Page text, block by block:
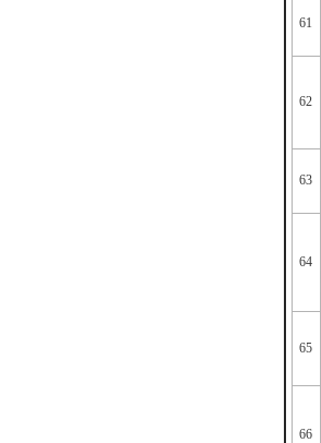
61
62
63
64
65
66